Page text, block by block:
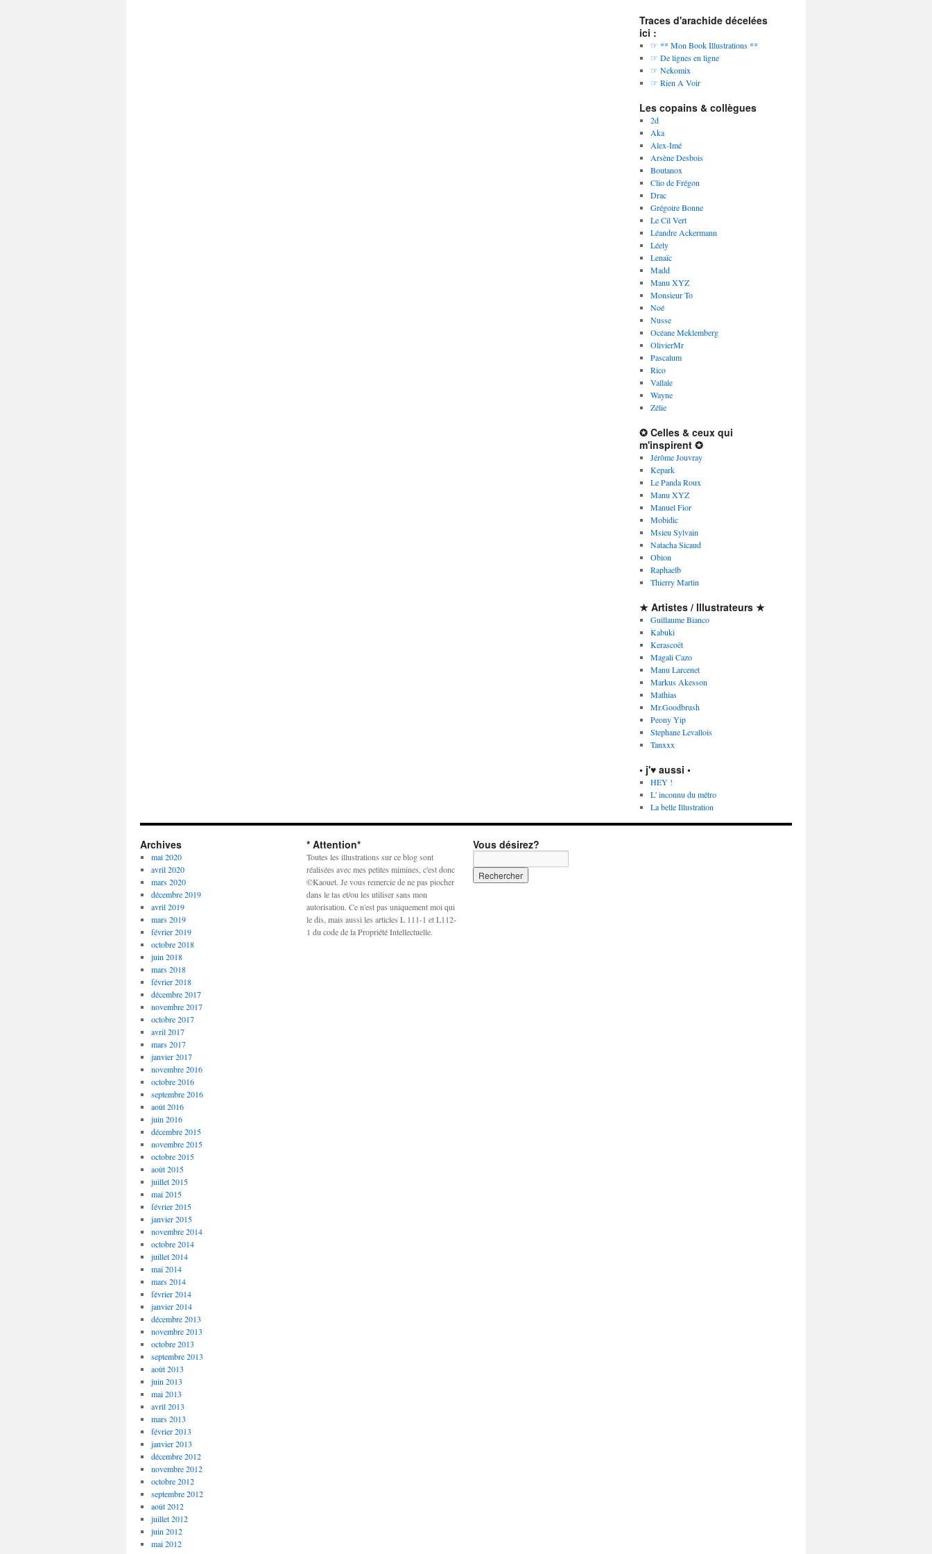
Traces d'arachide décelées
ici :
☞ ** Mon Book Illustrations **
☞ De lignes en ligne
☞ Nekomix
☞ Rien A Voir
Les copains & collègues
2d
Aka
Alex-Imé
Arsène Desbois
Boutanox
Clio de Frégon
Drac
Grégoire Bonne
Le Cil Vert
Léandre Ackermann
Léely
Lenaïc
Madd
Manu XYZ
Monsieur To
Noé
Nusse
Océane Meklemberg
OlivierMr
Pascalum
Rico
Vallale
Wayne
Zélie
✪ Celles & ceux qui
m'inspirent ✪
Jérôme Jouvray
Kepark
Le Panda Roux
Manu XYZ
Manuel Fior
Mobidic
Msieu Sylvain
Natacha Sicaud
Obion
Raphaelb
Thierry Martin
★ Artistes / Illustrateurs ★
Guillaume Bianco
Kabuki
Kerascoët
Magali Cazo
Manu Larcenet
Markus Akesson
Mathias
Mr.Goodbrush
Peony Yip
Stephane Levallois
Tanxxx
• j'♥ aussi •
HEY !
L' inconnu du métro
La belle Illustration
Archives
mai 2020
avril 2020
mars 2020
décembre 2019
avril 2019
mars 2019
février 2019
octobre 2018
juin 2018
mars 2018
février 2018
décembre 2017
novembre 2017
octobre 2017
avril 2017
mars 2017
janvier 2017
novembre 2016
octobre 2016
septembre 2016
août 2016
juin 2016
décembre 2015
novembre 2015
octobre 2015
août 2015
juillet 2015
mai 2015
février 2015
janvier 2015
novembre 2014
octobre 2014
juillet 2014
mai 2014
mars 2014
février 2014
janvier 2014
décembre 2013
novembre 2013
octobre 2013
septembre 2013
août 2013
juin 2013
mai 2013
avril 2013
mars 2013
février 2013
janvier 2013
décembre 2012
novembre 2012
octobre 2012
septembre 2012
août 2012
juillet 2012
juin 2012
mai 2012
* Attention*
Toutes les illustrations sur ce blog sont
réalisées avec mes petites mimines, c'est donc
©Kaouet. Je vous remercie de ne pas piocher
dans le tas et/ou les utiliser sans mon
autorisation. Ce n'est pas uniquement moi qui
le dis, mais aussi les articles L 111-1 et L112-
1 du code de la Propriété Intellectuelle.
Vous désirez?